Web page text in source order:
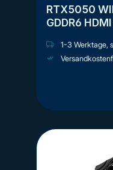
RTX5050
GDDR6
1-3 Werktage,